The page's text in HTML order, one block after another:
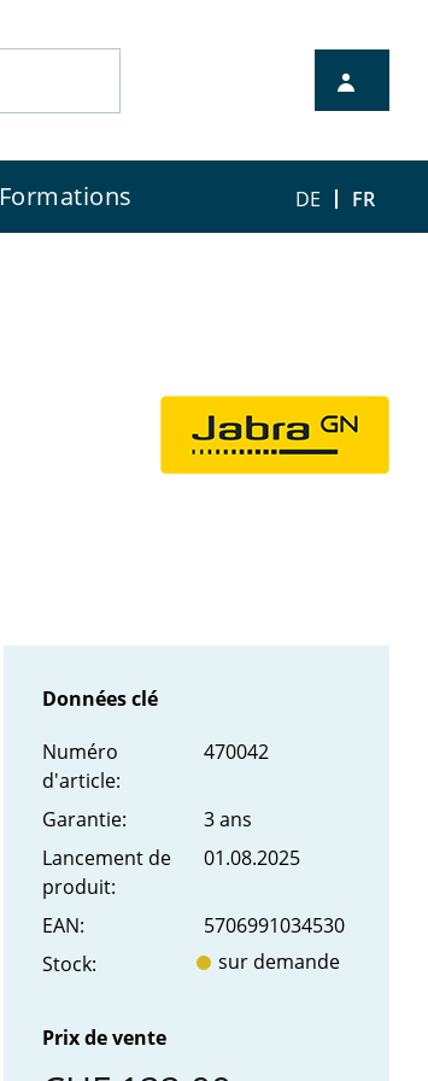
Formations DE FR
Données clé
Numéro
d'article:
470042
Garantie:
3 ans
Lancement de
produit:
01.08.2025
EAN:
5706991034530
Stock:
sur demande
Prix de vente